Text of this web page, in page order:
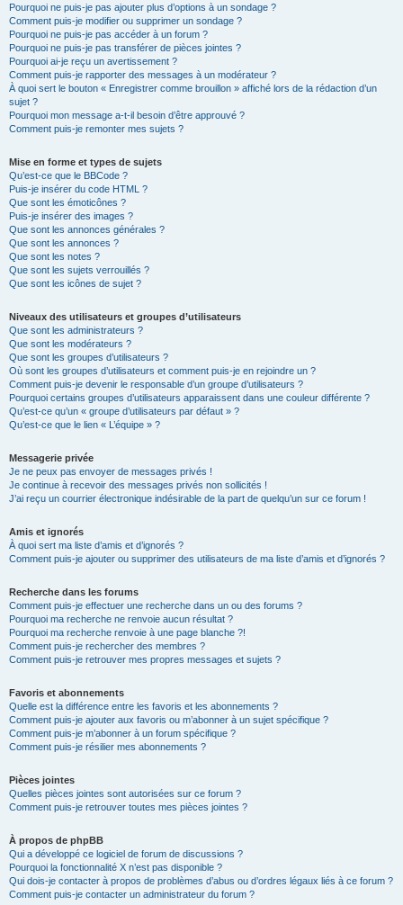
Pourquoi ne puis-je pas ajouter plus d’options à un sondage ?
Comment puis-je modifier ou supprimer un sondage ?
Pourquoi ne puis-je pas accéder à un forum ?
Pourquoi ne puis-je pas transférer de pièces jointes ?
Pourquoi ai-je reçu un avertissement ?
Comment puis-je rapporter des messages à un modérateur ?
À quoi sert le bouton « Enregistrer comme brouillon » affiché lors de la rédaction d’un
sujet ?
Pourquoi mon message a-t-il besoin d’être approuvé ?
Comment puis-je remonter mes sujets ?
Mise en forme et types de sujets
Qu’est-ce que le BBCode ?
Puis-je insérer du code HTML ?
Que sont les émoticônes ?
Puis-je insérer des images ?
Que sont les annonces générales ?
Que sont les annonces ?
Que sont les notes ?
Que sont les sujets verrouillés ?
Que sont les icônes de sujet ?
Niveaux des utilisateurs et groupes d’utilisateurs
Que sont les administrateurs ?
Que sont les modérateurs ?
Que sont les groupes d’utilisateurs ?
Où sont les groupes d’utilisateurs et comment puis-je en rejoindre un ?
Comment puis-je devenir le responsable d’un groupe d’utilisateurs ?
Pourquoi certains groupes d’utilisateurs apparaissent dans une couleur différente ?
Qu’est-ce qu’un « groupe d’utilisateurs par défaut » ?
Qu’est-ce que le lien « L’équipe » ?
Messagerie privée
Je ne peux pas envoyer de messages privés !
Je continue à recevoir des messages privés non sollicités !
J’ai reçu un courrier électronique indésirable de la part de quelqu’un sur ce forum !
Amis et ignorés
À quoi sert ma liste d’amis et d’ignorés ?
Comment puis-je ajouter ou supprimer des utilisateurs de ma liste d’amis et d’ignorés ?
Recherche dans les forums
Comment puis-je effectuer une recherche dans un ou des forums ?
Pourquoi ma recherche ne renvoie aucun résultat ?
Pourquoi ma recherche renvoie à une page blanche ?!
Comment puis-je rechercher des membres ?
Comment puis-je retrouver mes propres messages et sujets ?
Favoris et abonnements
Quelle est la différence entre les favoris et les abonnements ?
Comment puis-je ajouter aux favoris ou m’abonner à un sujet spécifique ?
Comment puis-je m’abonner à un forum spécifique ?
Comment puis-je résilier mes abonnements ?
Pièces jointes
Quelles pièces jointes sont autorisées sur ce forum ?
Comment puis-je retrouver toutes mes pièces jointes ?
À propos de phpBB
Qui a développé ce logiciel de forum de discussions ?
Pourquoi la fonctionnalité X n’est pas disponible ?
Qui dois-je contacter à propos de problèmes d’abus ou d’ordres légaux liés à ce forum ?
Comment puis-je contacter un administrateur du forum ?